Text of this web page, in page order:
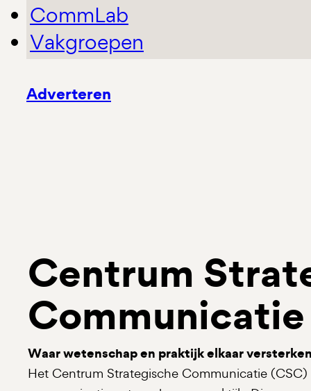
CommLab
Vakgroepen
Adverteren
Centrum
Communicatie
Waar wetenschap en praktijk elkaar
Het Centrum Strategische Communicatie